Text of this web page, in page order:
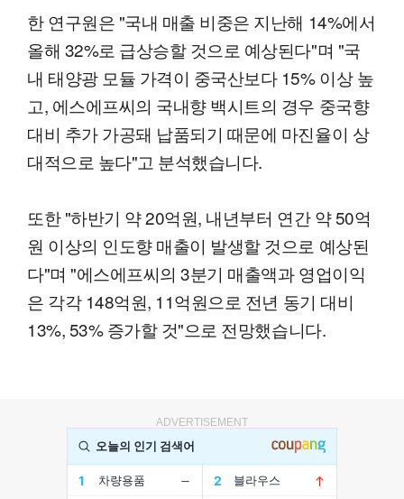
한 연구원은 "국내 매출 비중은 지난해 14%에서
올해 32%로 급상승할 것으로 예상된다"며 "국
내 태양광 모듈 가격이 중국산보다 15% 이상 높
고, 에스에프씨의 국내향 백시트의 경우 중국향
대비 추가 가공돼 납품되기 때문에 마진율이 상
대적으로 높다"고 분석했습니다.
또한 "하반기 약 20억원, 내년부터 연간 약 50억
원 이상의 인도향 매출이 발생할 것으로 예상된
다"며 "에스에프씨의 3분기 매출액과 영업이익
은 각각 148억원, 11억원으로 전년 동기 대비
13%, 53% 증가할 것"으로 전망했습니다.
ADVERTISEMENT